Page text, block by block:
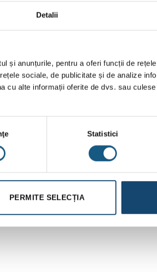
Detalii
și anunțurile, pentru a oferi funcții de
sociale, de publicitate și de analize
cu alte informații oferite de dvs. sau
Statistici
PERMITE SELECȚIA
(x6 buc.)